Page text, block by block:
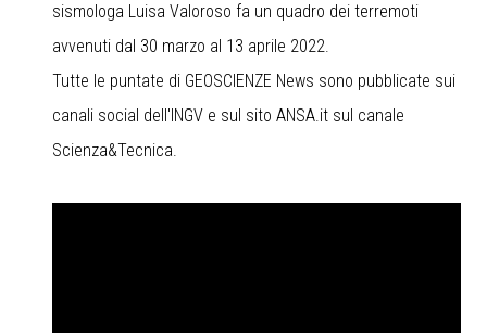
sismologa Luisa Valoroso fa un quadro dei terremoti
avvenuti dal 30 marzo al 13 aprile 2022.
Tutte le puntate di GEOSCIENZE News sono pubblicate sui
canali social dell'INGV e sul sito ANSA.it sul canale
Scienza&Tecnica.